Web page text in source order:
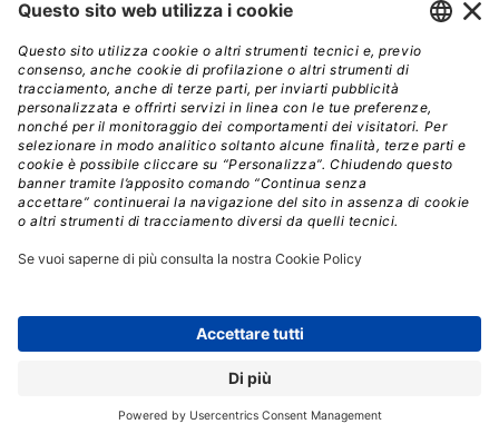
alla volta per ottenere un’elevata efficienza di
token;attiva inoltre circa il 50% di parametri in meno
rispetto a DBRX e il 75% in meno rispetto a Llama 3 70B
durante l’inferenza o l’addestramento, oltre asuperare
i principali modelli aperti, tra cui DBRX, Mixtral-
8x7B e altri ancora, nella codifica (HumanEval+,
Arctic comprende Arctic embed,modelli di text
embedding disponibili per la comunità open source
ottimizzati per fornire
prestazioni di retrieval a circa un terzo delle dimensioni